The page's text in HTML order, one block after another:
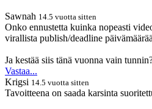
Sawnah 14.5 vuotta sitten
Onko ennustetta kuinka nopeasti
virallista publish/deadline
Ja kestää siis tänä vuonna vain
Vastaa...
Krigsi 14.5 vuotta sitten
Tavoitteena on saada karsinta